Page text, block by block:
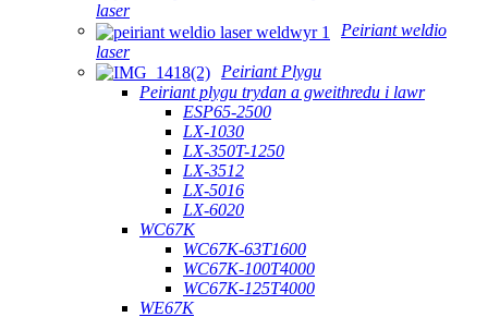
laser
Peiriant weldio
laser
Peiriant Plygu
Peiriant plygu trydan a gweithredu i lawr
ESP65-2500
LX-1030
LX-350T-1250
LX-3512
LX-5016
LX-6020
WC67K
WC67K-63T1600
WC67K-100T4000
WC67K-125T4000
WE67K